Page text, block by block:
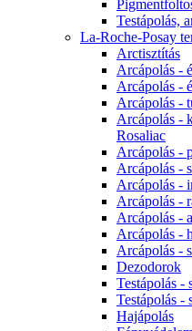
Testápolás,
La-Roche-Posay
Arctisztítás
Arcápolás -
Arcápolás -
Arcápolás -
Arcápolás -
Rosaliac
Arcápolás -
Arcápolás -
Arcápolás -
Arcápolás -
Arcápolás -
Arcápolás -
Arcápolás -
Dezodorok
Testápolás -
Testápolás -
Hajápolás